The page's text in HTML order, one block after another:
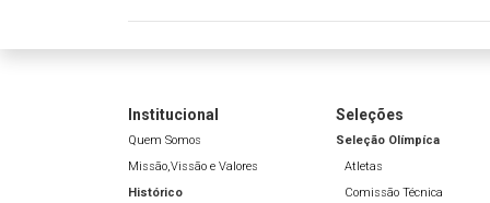
Institucional
Quem Somos
Missão,Vissão e Valores
Histórico
Seleções
Seleção Olímpíca
Atletas
Comissão Técnica